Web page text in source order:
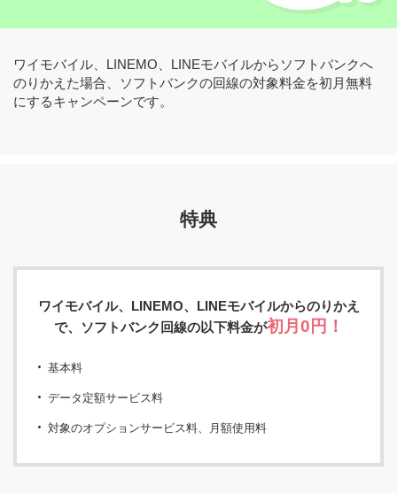
ワイモバイル、LINEMO、LINEモバイルからソフトバンクへ
のりかえた場合、ソフトバンクの回線の対象料金を初月無料
にするキャンペーンです。
特典
ワイモバイル、LINEMO、LINEモバイルからのりかえ
で、ソフトバンク回線の以下料金が初月0円！
基本料
データ定額サービス料
対象のオプションサービス料、月額使用料